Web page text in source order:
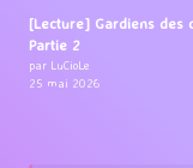
[Lecture] Gardiens des
Partie 2
par LuCioLe
25 mai 2026